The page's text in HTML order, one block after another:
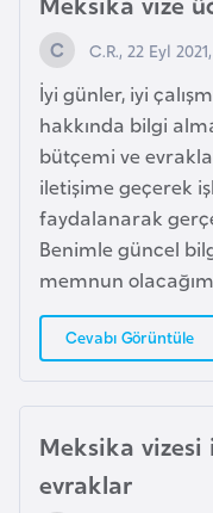
C.R., 22 Eyl
İyi günler, iyi
hakkında bilgi
bütçemi ve
iletişime geçerek
faydalanarak
Benimle güncel
memnun
Cevabı Görüntüle
Meksika
evraklar
F
r
a
n
s
a
G
a
n
G
m